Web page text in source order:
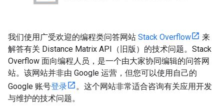
我们使用广受欢迎的编程类问答网站 Stack Overflow
来
解答有关 Distance Matrix API（旧版）的技术问题。Stack
Overflow 面向编程人员，是一个由大家协同编辑的问答网
站。该网站并非由 Google 运营，但您可以使用自己的
Google 账号登录
。这个网站非常适合咨询有关应用开发
与维护的技术问题。